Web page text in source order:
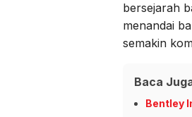
bersejarah
menandai
semakin
Baca
Bentley